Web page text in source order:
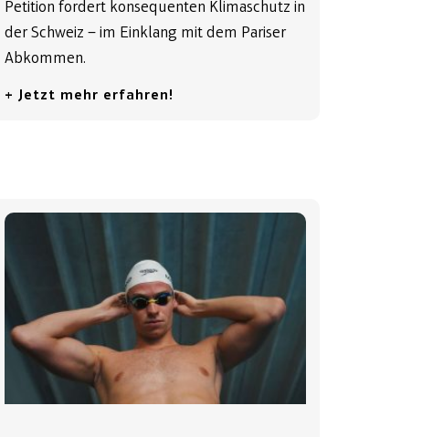
Petition fordert konsequenten Klimaschutz in
der Schweiz – im Einklang mit dem Pariser
Abkommen.
+ Jetzt mehr erfahren!